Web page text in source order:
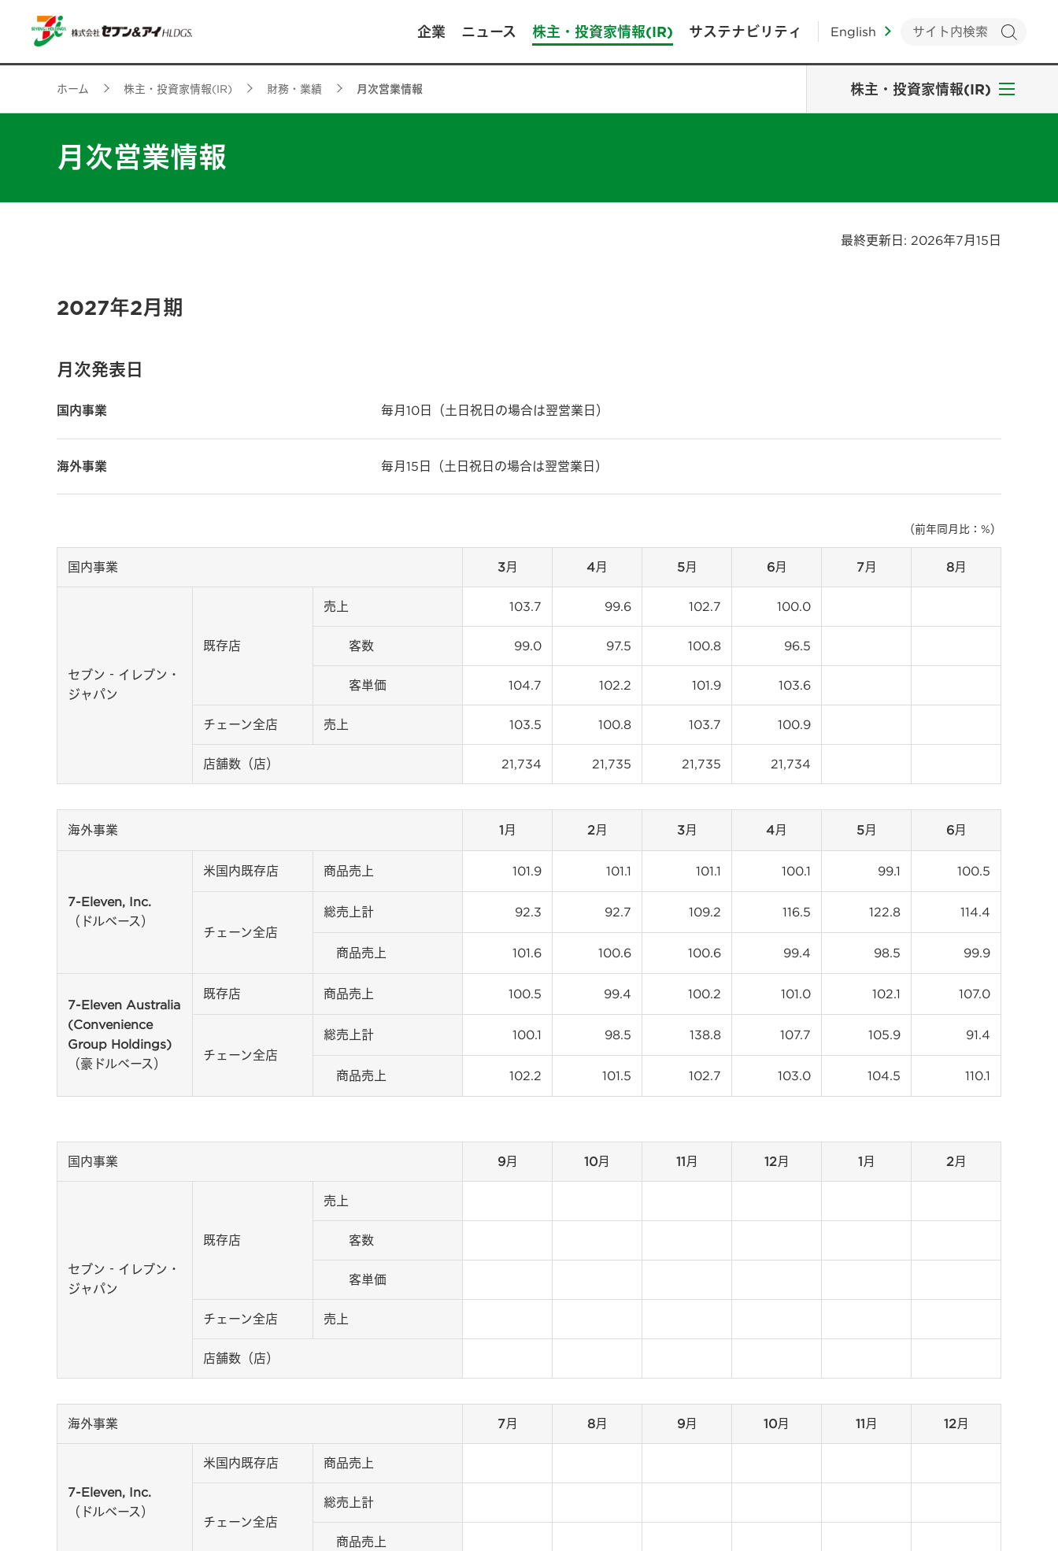
企業 ニュース 株主・投資家情報(IR) サステナビリティ English
ホーム 株主・投資家情報(IR) 財務・業績 月次営業情報 株主・投資家情報(IR)
月次営業情報
最終更新日: 2026年7月15日
2027年2月期
月次発表日
国内事業 毎月10日（土日祝日の場合は翌営業日）
海外事業 毎月15日（土日祝日の場合は翌営業日）
（前年同月比：%）
国内事業 3月 4月 5月 6月 7月 8月
セブン‐イレブン・
ジャパン
既存店
売上 103.7 99.6 102.7 100.0
客数 99.0 97.5 100.8 96.5
客単価 104.7 102.2 101.9 103.6
チェーン全店 売上 103.5 100.8 103.7 100.9
店舗数（店） 21,734 21,735 21,735 21,734
海外事業 1月 2月 3月 4月 5月 6月
7-Eleven, Inc.
（ドルベース）
米国内既存店 商品売上 101.9 101.1 101.1 100.1 99.1 100.5
チェーン全店
総売上計 92.3 92.7 109.2 116.5 122.8 114.4
商品売上 101.6 100.6 100.6 99.4 98.5 99.9
7-Eleven Australia
(Convenience
Group Holdings)
（豪ドルベース）
既存店 商品売上 100.5 99.4 100.2 101.0 102.1 107.0
チェーン全店
総売上計 100.1 98.5 138.8 107.7 105.9 91.4
商品売上 102.2 101.5 102.7 103.0 104.5 110.1
国内事業 9月 10月 11月 12月 1月 2月
セブン‐イレブン・
ジャパン
既存店
売上
客数
客単価
チェーン全店 売上
店舗数（店）
海外事業 7月 8月 9月 10月 11月 12月
7-Eleven, Inc.
（ドルベース）
米国内既存店 商品売上
チェーン全店
総売上計
商品売上